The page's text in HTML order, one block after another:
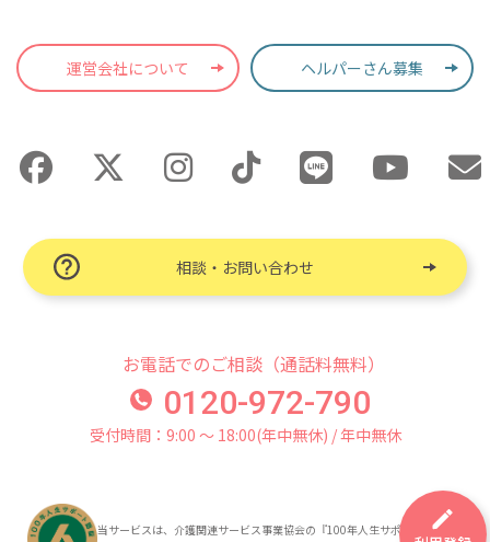
運営会社について ヘルパーさん募集
相談・お問い合わせ
お電話でのご相談（通話料無料）
0120-972-790
受付時間：9:00 〜 18:00(年中無休) / 年中無休
当サービスは、介護関連サービス事業協会の『100年人生サポート認証』